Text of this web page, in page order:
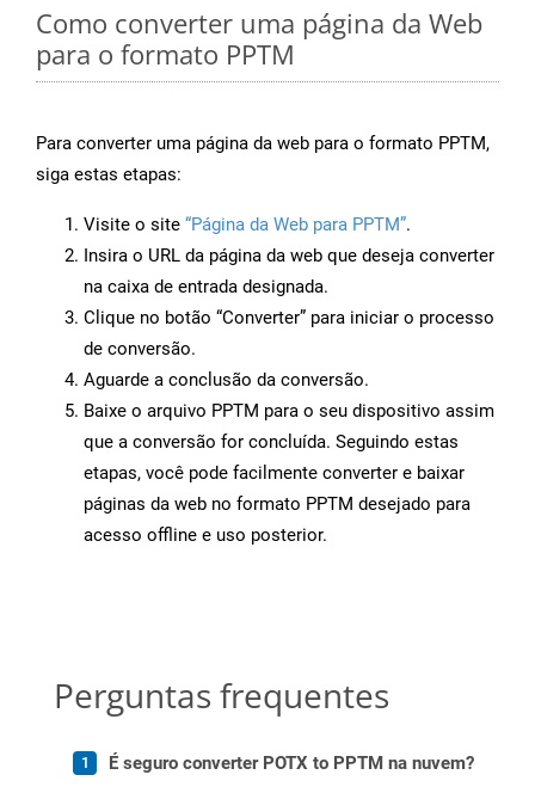
Como converter uma página da Web
para o formato PPTM
Para converter uma página da web para o formato PPTM,
siga estas etapas:
Visite o site “Página da Web para PPTM”.
Insira o URL da página da web que deseja converter
na caixa de entrada designada.
Clique no botão “Converter” para iniciar o processo
de conversão.
Aguarde a conclusão da conversão.
Baixe o arquivo PPTM para o seu dispositivo assim
que a conversão for concluída. Seguindo estas
etapas, você pode facilmente converter e baixar
páginas da web no formato PPTM desejado para
acesso offline e uso posterior.
Perguntas frequentes
É seguro converter POTX to PPTM na nuvem?